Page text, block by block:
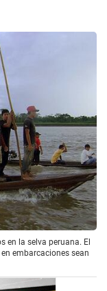
en la selva peruana. El
embarcaciones sean